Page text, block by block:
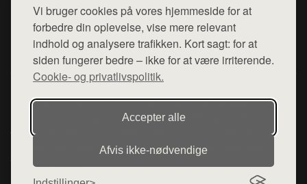
Vi bruger cookies på vores hjemmeside for at
forbedre din oplevelse, vise mere relevant
indhold og analysere trafikken. Kort sagt: for at
siden fungerer bedre – ikke for at være irriterende.
Cookie- og privatlivspolitik.
Accepter alle
Afvis ikke‑nødvendige
Kontakt
Mail:hej@want.dk
Cookie- og privatlivspolitik
Denne side er en del af want.dk, der udgiver en række
hjemmesider med præsentation af forskellige produkter fra
diverse webshops. Der sælges ikke varer fra denne side - vi
henviser til de shops, som sælger varen. Vi har heller ikke
varerne på lager.